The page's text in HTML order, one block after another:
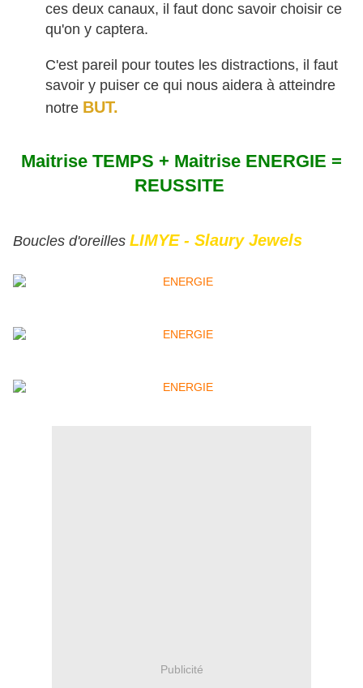
ces deux canaux, il faut donc savoir choisir ce
qu'on y captera.
C'est pareil pour toutes les distractions, il faut
savoir y puiser ce qui nous aidera à atteindre
notre BUT.
Maitrise TEMPS + Maitrise ENERGIE =
REUSSITE
Boucles d'oreilles LIMYE - Slaury Jewels
Publicité